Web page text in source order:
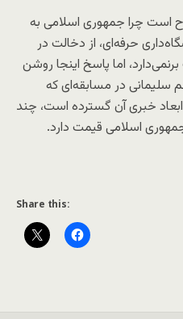
چرا جمهوری اسلامی به
حرفه‌ای، از دخالت در
اما پاسخ اینجا روشن
در مسابقه‌ای که
خبری آن گسترده است، چند
اسلامی قیمت دارد.
Share this: